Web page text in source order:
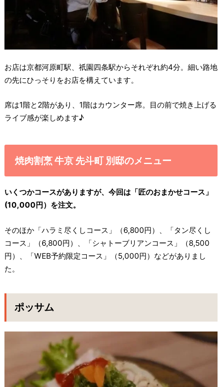
お店は京都河原町駅、祇園四条駅からそれぞれ約4分。細い路地
の先にひっそりをお店を構えています。
席は1階と2階があり、1階はカウンター席。目の前で焼き上げる
ライブ感が楽しめます♪
焼肉割烹 牛京 先斗町 別邸のメニュー
いくつかコースがありますが、今回は「匠のおまかせコース」
(10,000円）を注文。
そのほか「ハラミ尽くしコース」（6,800円）、「タン尽くし
コース」（6,800円）、「シャトーブリアンコース」（8,500
円）、「WEB予約限定コース」（5,000円）などがありまし
た。
ポッサム